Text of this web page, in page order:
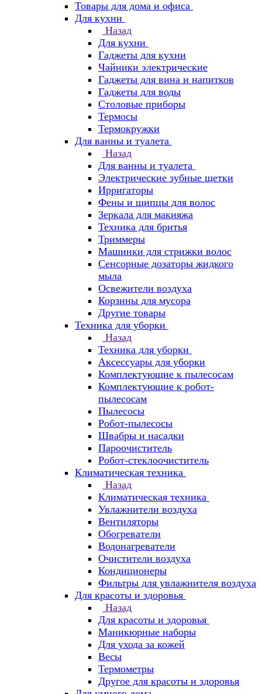
Товары для дома и офиса
Для кухни
Назад
Для кухни
Гаджеты для кухни
Чайники электрические
Гаджеты для вина и напитков
Гаджеты для воды
Столовые приборы
Термосы
Термокружки
Для ванны и туалета
Назад
Для ванны и туалета
Электрические зубные щетки
Ирригаторы
Фены и щипцы для волос
Зеркала для макияжа
Техника для бритья
Триммеры
Машинки для стрижки волос
Сенсорные дозаторы жидкого
мыла
Освежители воздуха
Корзины для мусора
Другие товары
Техника для уборки
Назад
Техника для уборки
Аксессуары для уборки
Комплектующие к пылесосам
Комплектующие к робот-
пылесосам
Пылесосы
Робот-пылесосы
Швабры и насадки
Пароочиститель
Робот-стеклоочиститель
Климатическая техника
Назад
Климатическая техника
Увлажнители воздуха
Вентиляторы
Обогреватели
Водонагреватели
Очистители воздуха
Кондиционеры
Фильтры для увлажнителя воздуха
Для красоты и здоровья
Назад
Для красоты и здоровья
Маникюрные наборы
Для ухода за кожей
Весы
Термометры
Другое для красоты и здоровья